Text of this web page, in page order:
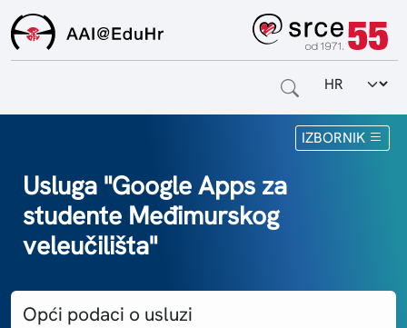
Odabir
IZBORNIK
Za krajnje korisnike
Za davatelje usluga
Za matične ustanove
Usluga "Google Apps za
studente Međimurskog
veleučilišta"
Opći podaci o usluzi